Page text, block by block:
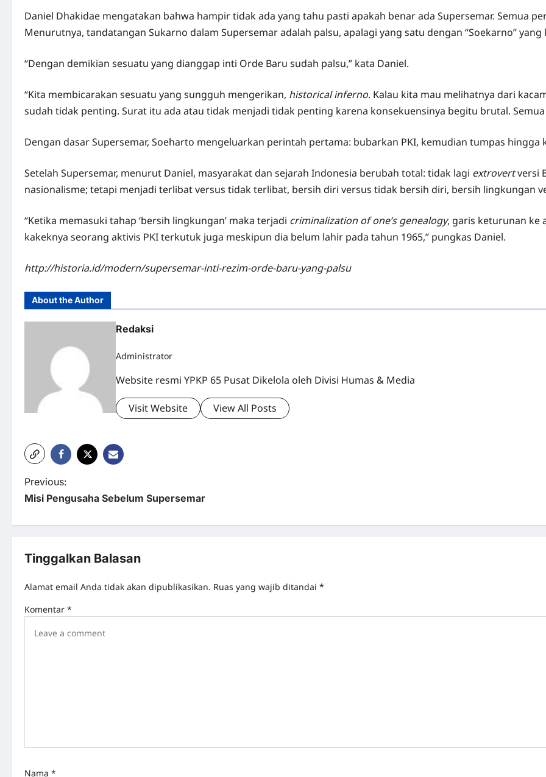
Daniel Dhakidae mengatakan bahwa hampir tidak ada yang tahu pasti apakah benar ada Supersemar. Semua
Menurutnya, tandatangan Sukarno dalam Supersemar adalah palsu, apalagi yang satu dengan “Soekarno” yang
“Dengan demikian sesuatu yang dianggap inti Orde Baru sudah palsu,” kata Daniel.
“Kita membicarakan sesuatu yang sungguh mengerikan, historical inferno. Kalau kita mau melihatnya dari
sudah tidak penting. Surat itu ada atau tidak menjadi tidak penting karena konsekuensinya begitu brutal.
Dengan dasar Supersemar, Soeharto mengeluarkan perintah pertama: bubarkan PKI, kemudian tumpas
Setelah Supersemar, menurut Daniel, masyarakat dan sejarah Indonesia berubah total: tidak lagi extrovertversi
nasionalisme; tetapi menjadi terlibat versus tidak terlibat, bersih diri versus tidak bersih diri, bersih lingkungan
“Ketika memasuki tahap ‘bersih lingkungan’ maka terjadi criminalization of one’s genealogy, garis keturunan ke
kakeknya seorang aktivis PKI terkutuk juga meskipun dia belum lahir pada tahun 1965,” pungkas Daniel.
http://historia.id/modern/supersemar-inti-rezim-orde-baru-yang-palsu
About the Author
Redaksi
Administrator
Website resmi YPKP 65 Pusat Dikelola oleh Divisi Humas & Media
Visit Website View All Posts
P
o
s
t
a
v
o
n
Previous:
Misi Pengusaha Sebelum Supersemar
Tinggalkan Balasan
Alamat email Anda tidak akan dipublikasikan. Ruas yang wajib ditandai *
Komentar *
Nama *